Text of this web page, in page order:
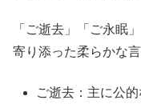
「ご逝去」「ご永眠
寄り添った柔らかな
ご逝去：主に公